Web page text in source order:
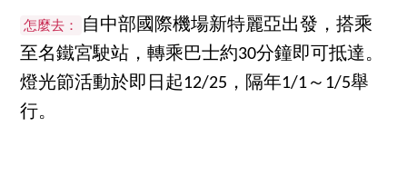
怎麼去：
自中部國際機場新特麗亞出發，搭乘
至名鐵宮駛站，轉乘巴士約30分鐘即可抵達。
燈光節活動於即日起12/25，隔年1/1～1/5舉
行。